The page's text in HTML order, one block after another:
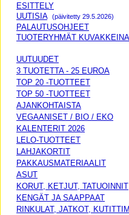
ESITTELY
UUTISIA
(päivitetty 29.5.2026)
PALAUTUSOHJEET
TUOTERYHMÄT KUVAKKEINA
UUTUUDET
3 TUOTETTA - 25 EUROA
TOP 20 -TUOTTEET
TOP 50 -TUOTTEET
AJANKOHTAISTA
VEGAANISET / BIO / EKO
KALENTERIT 2026
LELO-TUOTTEET
LAHJAKORTIT
PAKKAUSMATERIAALIT
ASUT
KORUT, KETJUT, TATUOINNIT
KENGÄT JA SAAPPAAT
RINKULAT, JATKOT,